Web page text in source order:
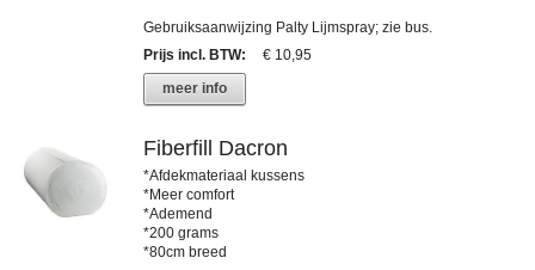
Gebruiksaanwijzing Palty Lijmspray; zie bus.
Prijs incl. BTW:
€ 10,95
meer info
Fiberfill Dacron
*Afdekmateriaal kussens
*Meer comfort
*Ademend
*200 grams
*80cm breed